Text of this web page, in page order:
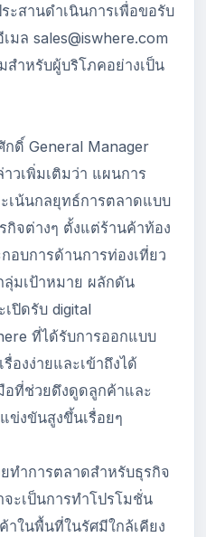
ะสานดำเนินการเพื่อขอรับ
ล sales@iswhere.com
ำหรับผู้บริโภคอย่างเป็น
ดิ์ General Manager
วเพิ่มเติมว่า แผนการ
เน้นกลยุทธ์การตลาดแบบ
กิจต่างๆ ตั้งแต่ร้านค้าท้อง
อบการด้านการท่องเที่ยว
มเป้าหมาย ผลักดัน
ปิดรับ digital
ที่ได้รับการออกแบบ
องง่ายและเข้าถึงได้
อที่ช่วยดึงดูดลูกค้าและ
ข่งขันสูงขึ้นเรื่อยๆ
ทำการตลาดสำหรับธุรกิจ
ะเป็นการทำโปรโมชั่น
าในพื้นที่ในรัศมีใกล้เคียง